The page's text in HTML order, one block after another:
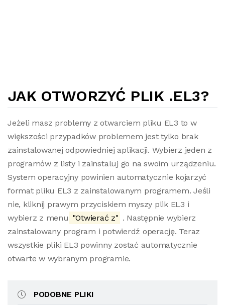
JAK OTWORZYĆ PLIK .EL3?
Jeżeli masz problemy z otwarciem pliku EL3 to w
większości przypadków problemem jest tylko brak
zainstalowanej odpowiedniej aplikacji. Wybierz jeden z
programów z listy i zainstaluj go na swoim urządzeniu.
System operacyjny powinien automatycznie kojarzyć
format pliku EL3 z zainstalowanym programem. Jeśli
nie, kliknij prawym przyciskiem myszy plik EL3 i
wybierz z menu "Otwierać z" . Następnie wybierz
zainstalowany program i potwierdź operację. Teraz
wszystkie pliki EL3 powinny zostać automatycznie
otwarte w wybranym programie.
PODOBNE PLIKI